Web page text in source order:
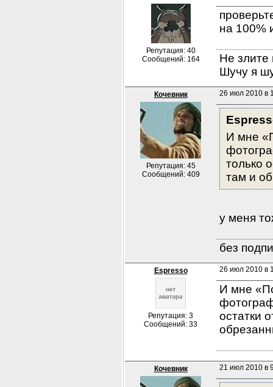
Репутация: 40
Сообщений: 164
на 100%
Не злите
Шучу я
Кочевник
Репутация: 45
Сообщений: 409
26 июл 2010 в
И мне
только
там и
у меня
без
Espresso
Репутация: 3
Сообщений: 33
26 июл 2010 в
И мне
остатки
Кочевник 21 июл 2010 в